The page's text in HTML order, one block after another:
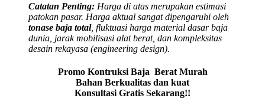
Catatan Penting: Harga di atas merupakan estimasi
patokan pasar. Harga aktual sangat dipengaruhi oleh
tonase baja total, fluktuasi harga material dasar baja
dunia, jarak mobilisasi alat berat, dan kompleksitas
desain rekayasa (engineering design).
Promo Kontruksi Baja Berat Murah
Bahan Berkualitas dan kuat
Konsultasi Gratis Sekarang!!